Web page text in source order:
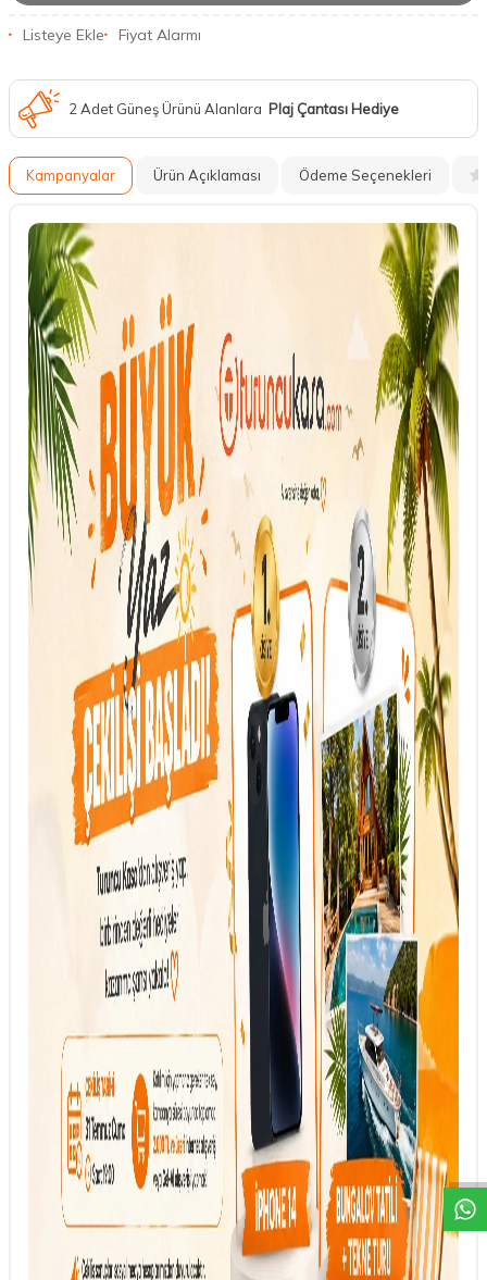
Listeye Ekle Fiyat Alarmı
2 Adet Güneş Ürünü Alanlara Plaj Çantası Hediye
Kampanyalar Ürün Açıklaması Ödeme Seçenekleri